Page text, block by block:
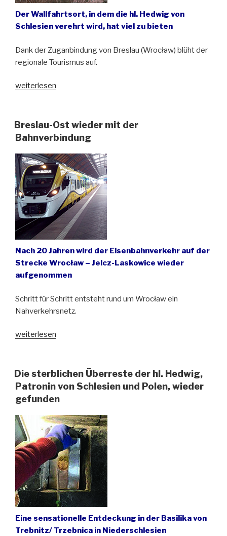
Der Wallfahrtsort, in dem die hl. Hedwig von
Schlesien verehrt wird, hat viel zu bieten
Dank der Zuganbindung von Breslau (Wrocław) blüht der
regionale Tourismus auf.
„Neue
Trebnitz
(Trzebnica)“
weiterlesen
Breslau-Ost wieder mit der
Bahnverbindung
Nach 20 Jahren wird der Eisenbahnverkehr auf der
Strecke Wrocław – Jelcz-Laskowice wieder
aufgenommen
Schritt für Schritt entsteht rund um Wrocław ein
Nahverkehrsnetz.
„Breslau-
mit
der
Bahnverbindung“
weiterlesen
Die sterblichen Überreste der hl. Hedwig,
Patronin von Schlesien und Polen, wieder
gefunden
Eine sensationelle Entdeckung in der Basilika von
Trebnitz/ Trzebnica in Niederschlesien